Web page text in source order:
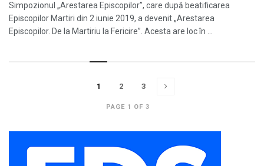
Simpozionul „Arestarea Episcopilor”, care după beatificarea
Episcopilor Martiri din 2 iunie 2019, a devenit „Arestarea
Episcopilor. De la Martiriu la Fericire”. Acesta are loc în ...
PAGE 1 OF 3
1 2 3